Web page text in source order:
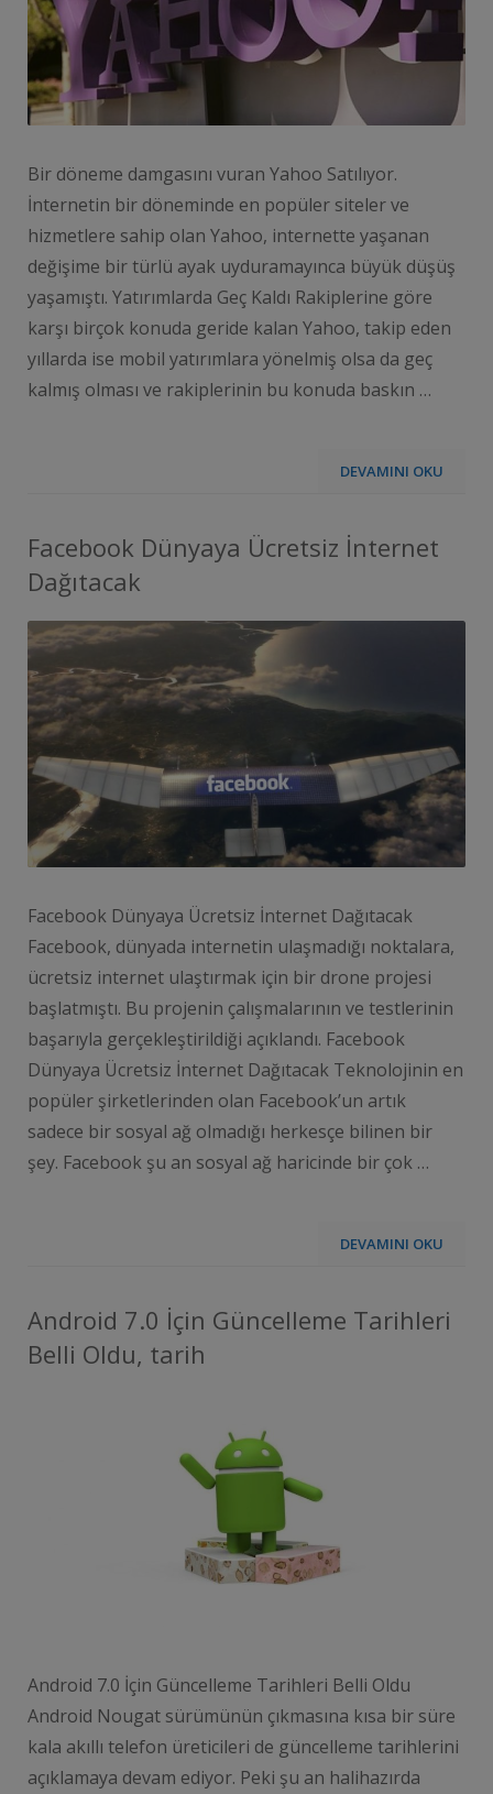
Bir döneme damgasını vuran Yahoo Satılıyor.
İnternetin bir döneminde en popüler siteler ve
hizmetlere sahip olan Yahoo, internette yaşanan
değişime bir türlü ayak uyduramayınca büyük düşüş
yaşamıştı. Yatırımlarda Geç Kaldı Rakiplerine göre
karşı birçok konuda geride kalan Yahoo, takip eden
yıllarda ise mobil yatırımlara yönelmiş olsa da geç
kalmış olması ve rakiplerinin bu konuda baskın …
DEVAMINI OKU
Facebook Dünyaya Ücretsiz İnternet
Dağıtacak
Facebook Dünyaya Ücretsiz İnternet Dağıtacak
Facebook, dünyada internetin ulaşmadığı noktalara,
ücretsiz internet ulaştırmak için bir drone projesi
başlatmıştı. Bu projenin çalışmalarının ve testlerinin
başarıyla gerçekleştirildiği açıklandı. Facebook
Dünyaya Ücretsiz İnternet Dağıtacak Teknolojinin en
popüler şirketlerinden olan Facebook’un artık
sadece bir sosyal ağ olmadığı herkesçe bilinen bir
şey. Facebook şu an sosyal ağ haricinde bir çok …
DEVAMINI OKU
Android 7.0 İçin Güncelleme Tarihleri
Belli Oldu, tarih
Android 7.0 İçin Güncelleme Tarihleri Belli Oldu
Android Nougat sürümünün çıkmasına kısa bir süre
kala akıllı telefon üreticileri de güncelleme tarihlerini
açıklamaya devam ediyor. Peki şu an halihazırda